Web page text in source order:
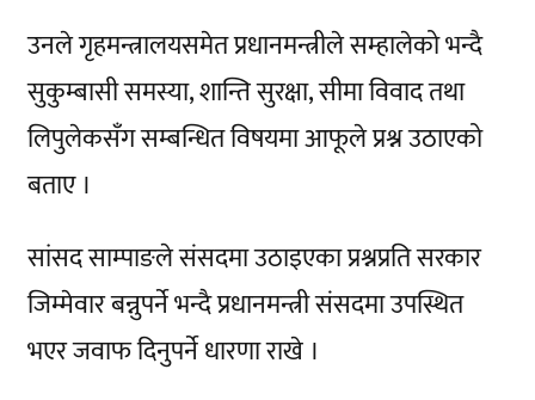
उनले गृहमन्त्रालयसमेत प्रधानमन्त्रीले सम्हालेको भन्दै
सुकुम्बासी समस्या, शान्ति सुरक्षा, सीमा विवाद तथा
लिपुलेकसँग सम्बन्धित विषयमा आफूले प्रश्न उठाएको
बताए ।
सांसद साम्पाङले संसदमा उठाइएका प्रश्नप्रति सरकार
जिम्मेवार बन्नुपर्ने भन्दै प्रधानमन्त्री संसदमा उपस्थित
भएर जवाफ दिनुपर्ने धारणा राखे ।